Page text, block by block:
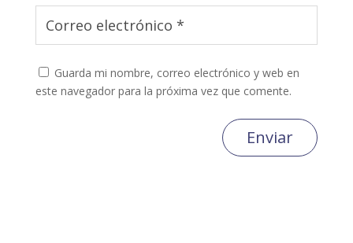
Guarda mi nombre, correo electrónico y web en
este navegador para la próxima vez que comente.
Enviar